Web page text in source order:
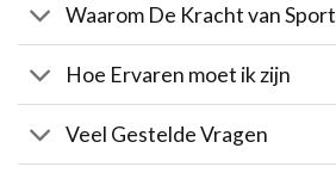
Waarom De Kracht van Sport
Hoe Ervaren moet ik zijn
Veel Gestelde Vragen